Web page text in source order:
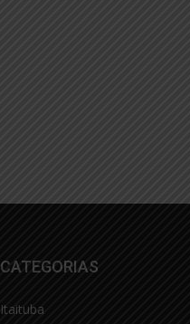
CATEGORIAS
Itaituba